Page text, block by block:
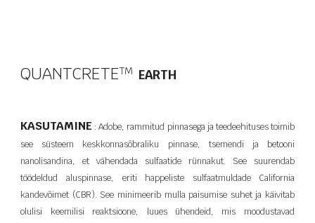
QUANTCRETET​M EARTH
KASUTAMINE : Adobe, rammitud pinnasega ja teedeehituses toimib
see süsteem keskkonnasõbraliku pinnase, tsemendi ja betooni
nanolisandina, et vähendada sulfaatide rünnakut. See suurendab
töödeldud aluspinnase, eriti happeliste sulfaatmuldade California
kandevõimet (CBR). See minimeerib mulla paisumise suhet ja käivitab
olulisi keemilisi reaktsioone, luues ühendeid, mis moodustavad